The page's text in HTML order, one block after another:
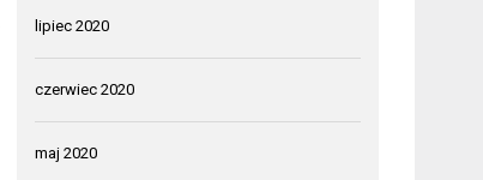
lipiec 2020
czerwiec 2020
maj 2020